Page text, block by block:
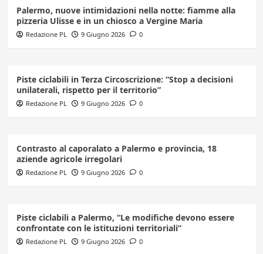
Palermo, nuove intimidazioni nella notte: fiamme alla
pizzeria Ulisse e in un chiosco a Vergine Maria
Redazione PL 9 Giugno 2026 0
Piste ciclabili in Terza Circoscrizione: “Stop a decisioni
unilaterali, rispetto per il territorio”
Redazione PL 9 Giugno 2026 0
Contrasto al caporalato a Palermo e provincia, 18
aziende agricole irregolari
Redazione PL 9 Giugno 2026 0
Piste ciclabili a Palermo, “Le modifiche devono essere
confrontate con le istituzioni territoriali”
Redazione PL 9 Giugno 2026 0